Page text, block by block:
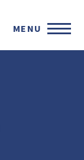
MENU